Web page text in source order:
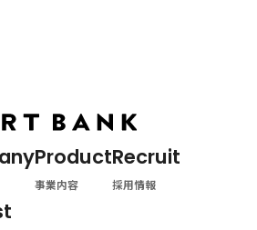
Product
事業内容
Recruit
採用情報